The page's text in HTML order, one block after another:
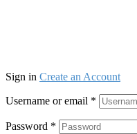
Sign in Create an Account
Username or email *
Password *